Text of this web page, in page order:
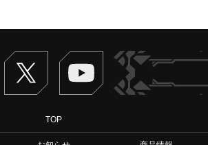
Twitter ヴァンガードch
TOP